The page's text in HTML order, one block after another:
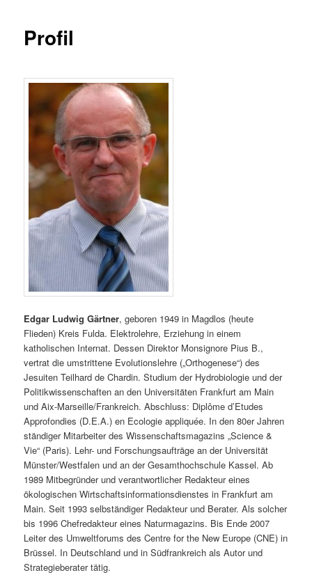
Profil
Edgar Ludwig Gärtner, geboren 1949 in Magdlos (heute
Flieden) Kreis Fulda. Elektrolehre, Erziehung in einem
katholischen Internat. Dessen Direktor Monsignore Pius B.,
vertrat die umstrittene Evolutionslehre („Orthogenese“) des
Jesuiten Teilhard de Chardin. Studium der Hydrobiologie und der
Politikwissenschaften an den Universitäten Frankfurt am Main
und Aix-Marseille/Frankreich. Abschluss: Diplôme d’Etudes
Approfondies (D.E.A.) en Ecologie appliquée. In den 80er Jahren
ständiger Mitarbeiter des Wissenschaftsmagazins „Science &
Vie“ (Paris). Lehr- und Forschungsaufträge an der Universität
Münster/Westfalen und an der Gesamthochschule Kassel. Ab
1989 Mitbegründer und verantwortlicher Redakteur eines
ökologischen Wirtschaftsinformationsdienstes in Frankfurt am
Main. Seit 1993 selbständiger Redakteur und Berater. Als solcher
bis 1996 Chefredakteur eines Naturmagazins. Bis Ende 2007
Leiter des Umweltforums des Centre for the New Europe (CNE) in
Brüssel. In Deutschland und in Südfrankreich als Autor und
Strategieberater tätig.